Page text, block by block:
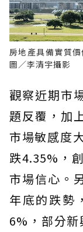
房地產具備實質
圖／李清宇攝影
觀察近期市
題反覆，加
市場敏感度
跌4.35%，
市場信心。
年底的跌勢
6%，部分